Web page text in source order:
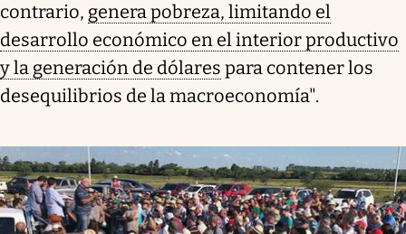
contrario, genera pobreza, limitando el
desarrollo económico en el interior productivo
y la generación de dólares para contener los
desequilibrios de la macroeconomía".